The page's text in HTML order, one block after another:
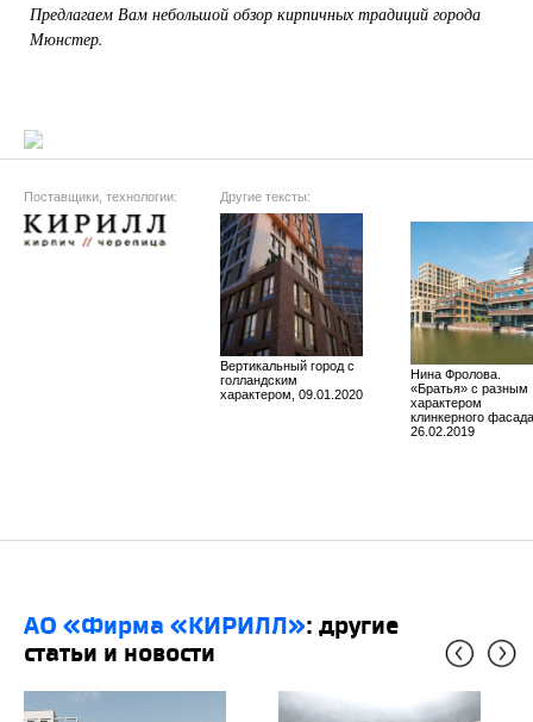
Предлагаем Вам небольшой обзор кирпичных традиций города
Мюнстер.
Поставщики, технологии: Другие тексты:
Вертикальный город с
голландским
характером, 09.01.2020
Нина Фролова.
«Братья» с разным
характером
клинкерного
26.02.2019
АО «Фирма «КИРИЛЛ»: другие
статьи и новости